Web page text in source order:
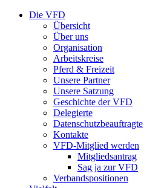
Die VFD
Übersicht
Über uns
Organisation
Arbeitskreise
Pferd & Freizeit
Unsere Partner
Unsere Satzung
Geschichte der VFD
Delegierte
Datenschutzbeauftragte
Kontakte
VFD-Mitglied werden
Mitgliedsantrag
Sag ja zur VFD
Verbandspositionen